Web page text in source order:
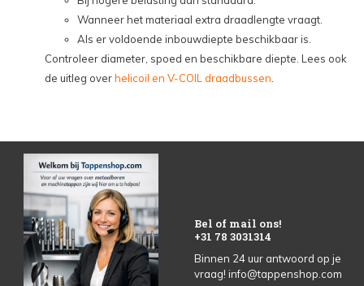
Wanneer het materiaal extra draadlengte vraagt.
Als er voldoende inbouwdiepte beschikbaar is.
Controleer diameter, spoed en beschikbare diepte. Lees ook
de uitleg overhelicoil en V-COIL draadbussen
Bel of mail ons!
+31 78 3031314
Binnen 24 uur antwoord op je
vraag! info@tappenshop.com